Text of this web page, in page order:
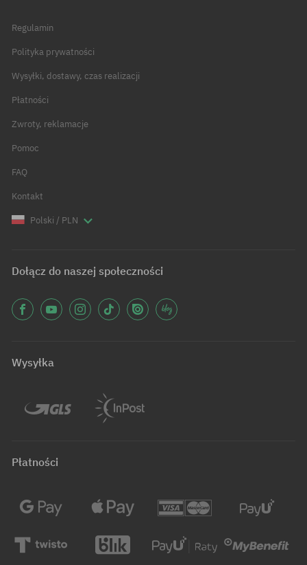
Regulamin
Polityka prywatności
Wysyłki, dostawy, czas realizacji
Płatności
Zwroty, reklamacje
Pomoc
FAQ
Kontakt
Polski / PLN
Dołącz do naszej społeczności
Wysyłka
Płatności